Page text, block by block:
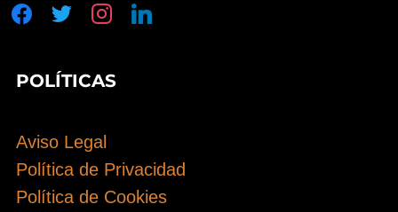
facebooktwitter instagramlinkedin
POLÍTICAS
Aviso Legal
Política de Privacidad
Política de Cookies